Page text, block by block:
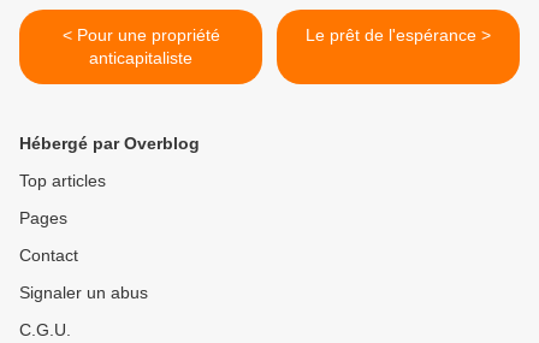
< Pour une propriété
anticapitaliste
Le prêt de l'espérance >
Hébergé par Overblog
Top articles
Pages
Contact
Signaler un abus
C.G.U.